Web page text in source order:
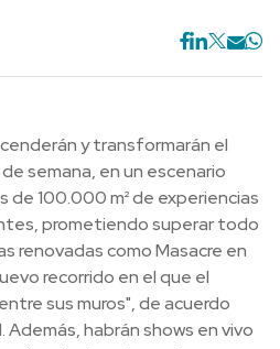
y transformarán el
semana, en un escenario
de 100.000 m² de experiencias
prometiendo superar todo
renovadas como Masacre en
recorrido en el que el
sus muros", de acuerdo
Además, habrán shows en vivo